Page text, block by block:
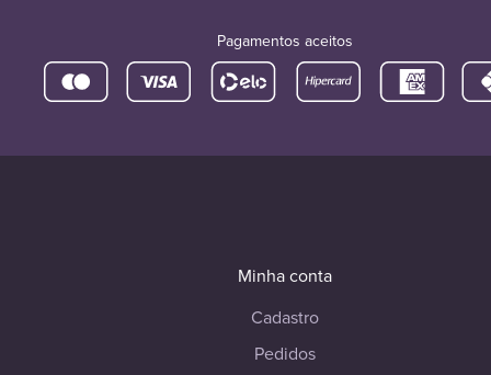
Pagamentos aceitos
Minha conta
Cadastro
Pedidos